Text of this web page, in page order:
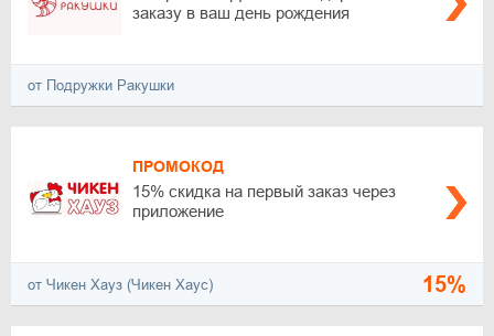
заказу в ваш день рождения
от Подружки Ракушки
ПРОМОКОД
15% скидка на первый заказ через
приложение
от Чикен Хауз (Чикен Хаус) 15%